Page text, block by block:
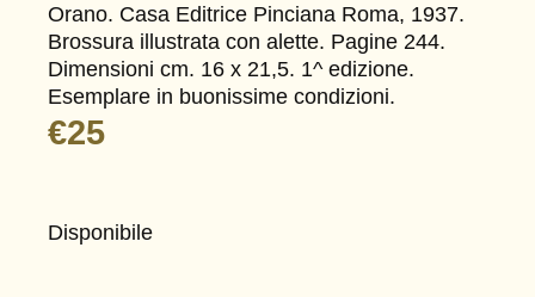
Orano. Casa Editrice Pinciana Roma, 1937.
Brossura illustrata con alette. Pagine 244.
Dimensioni cm. 16 x 21,5. 1^ edizione.
Esemplare in buonissime condizioni.
€25
Disponibile